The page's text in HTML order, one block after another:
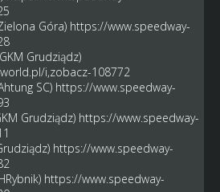
Góra) https://www.speedway-
Grudziądz)
i,zobacz-108772
SC) https://www.speedway-
Grudziądz) https://www.speedway-
https://www.speedway-
https://www.speedway-